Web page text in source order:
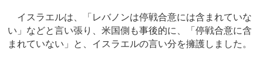
イスラエルは、「レバノンは停戦合意には含まれていな
い」などと言い張り、米国側も事後的に、「停戦合意に含
まれていない」と、イスラエルの言い分を擁護しました。